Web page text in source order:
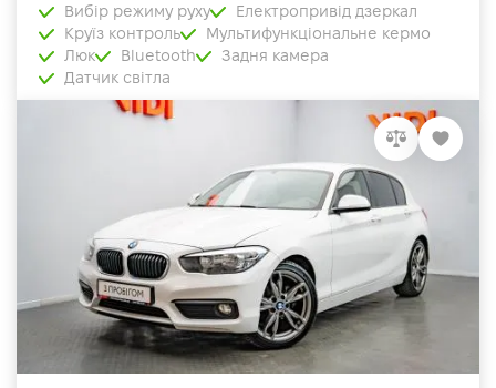
Вибір режиму руху
Електропривід дзеркал
Круїз контроль
Мультифункціональне кермо
Люк
Bluetooth
Задня камера
Датчик світла